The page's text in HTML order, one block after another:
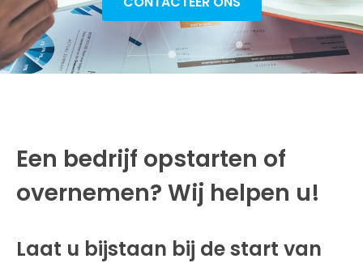
Een bedrijf opstarten of
overnemen? Wij helpen u!
Laat u bijstaan bij de start van